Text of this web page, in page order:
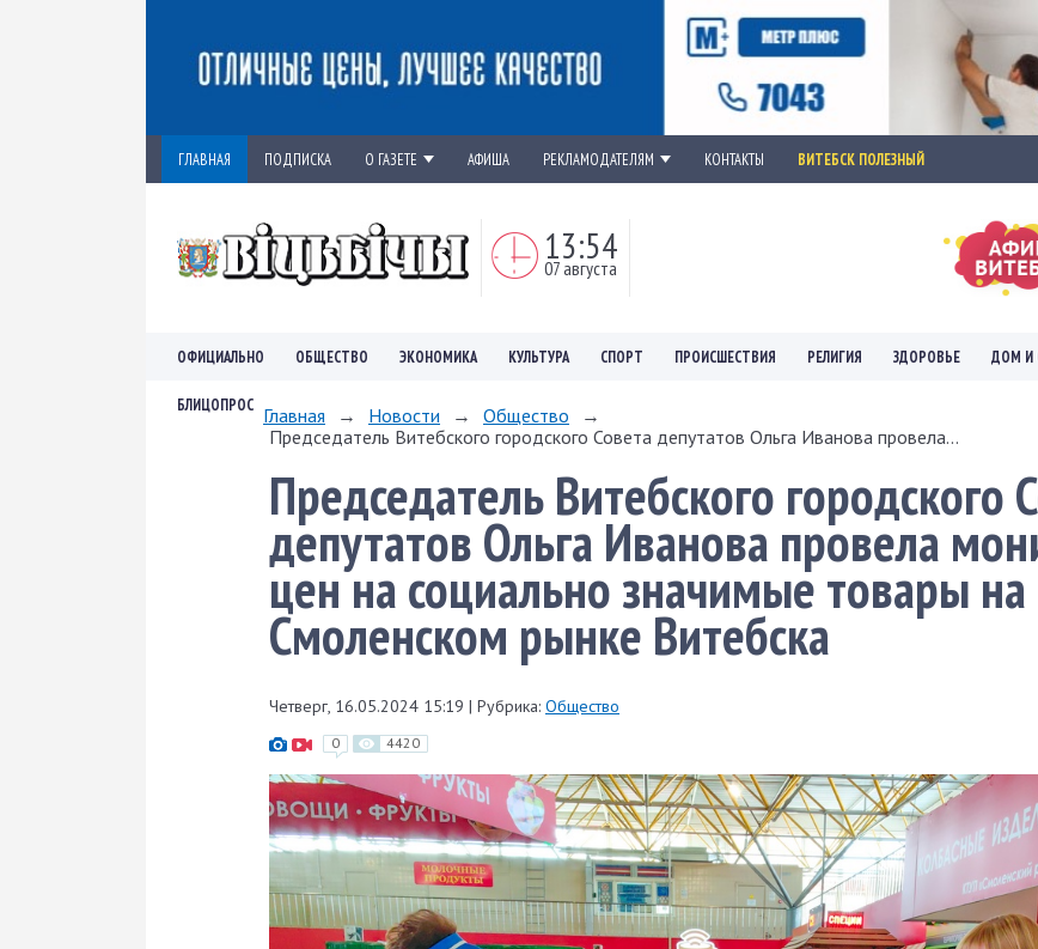
ГЛАВНАЯ ПОДПИСКА О ГАЗЕТЕ АФИША РЕКЛАМОДАТЕЛЯМ КОНТАКТЫ ВИТЕБСК ПОЛЕЗНЫЙ
13:54
07 августа
ОФИЦИАЛЬНО ОБЩЕСТВО ЭКОНОМИКА КУЛЬТУРА СПОРТ ПРОИСШЕСТВИЯ РЕЛИГИЯ ЗДОРОВЬЕ ДОМ И
БЛИЦОПРОС Главная → Новости → Общество
→
Председатель Витебского городского Совета депутатов Ольга Иванова провела...
Председатель Витебского городского
депутатов Ольга Иванова провела
цен на социально значимые товары на
Смоленском рынке Витебска
Четверг, 16.05.2024 15:19 | Рубрика: Общество
0 4420